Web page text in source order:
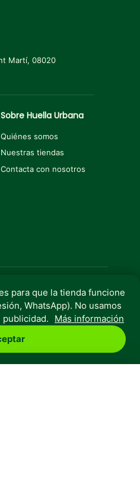
Martí, 08020
Sobre Huella Urbana
Quiénes somos
Nuestras tiendas
Contacta con nosotros
Todos los derechos
para que la tienda funcione
WhatsApp). No usamos
Más información